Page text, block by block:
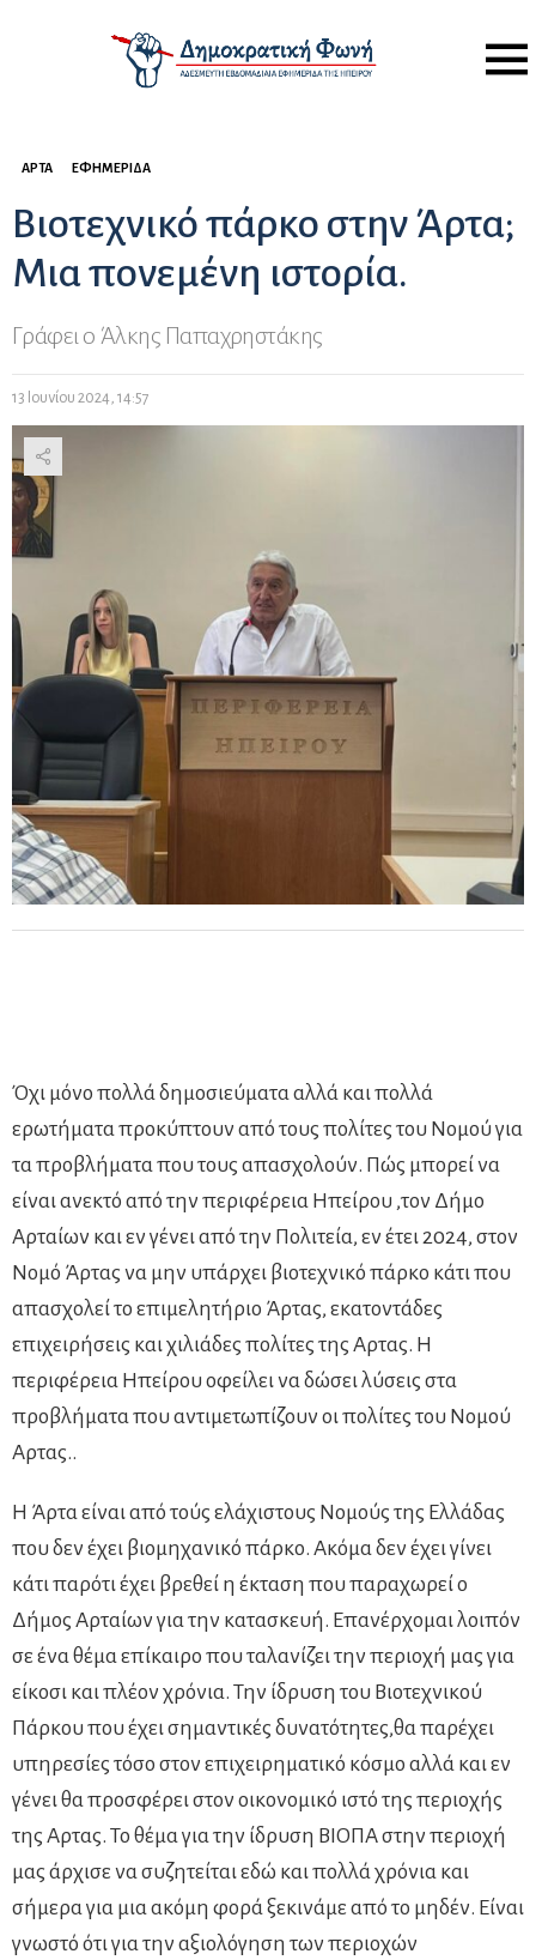
Menu
ΆΡΤΑ ΕΦΗΜΕΡΊΔΑ
Βιοτεχνικό πάρκο στην Άρτα;
Μια πονεμένη ιστορία.
Γράφει ο Άλκης Παπαχρηστάκης
13 Ιουνίου 2024, 14:57
Όχι μόνο πολλά δημοσιεύματα αλλά και πολλά
ερωτήματα προκύπτουν από τους πολίτες του Νομού για
τα προβλήματα που τους απασχολούν. Πώς μπορεί να
είναι ανεκτό από την περιφέρεια Ηπείρου ,τον Δήμο
Αρταίων και εν γένει από την Πολιτεία, εν έτει 2024, στον
Νομό Άρτας να μην υπάρχει βιοτεχνικό πάρκο κάτι που
απασχολεί το επιμελητήριο Άρτας, εκατοντάδες
επιχειρήσεις και χιλιάδες πολίτες της Αρτας. Η
περιφέρεια Ηπείρου οφείλει να δώσει λύσεις στα
προβλήματα που αντιμετωπίζουν οι πολίτες του Νομού
Αρτας..
Η Άρτα είναι από τούς ελάχιστους Νομούς της Ελλάδας
που δεν έχει βιομηχανικό πάρκο. Ακόμα δεν έχει γίνει
κάτι παρότι έχει βρεθεί η έκταση που παραχωρεί ο
Δήμος Αρταίων για την κατασκευή. Επανέρχομαι λοιπόν
σε ένα θέμα επίκαιρο που ταλανίζει την περιοχή μας για
είκοσι και πλέον χρόνια. Την ίδρυση του Βιοτεχνικού
Πάρκου που έχει σημαντικές δυνατότητες,θα παρέχει
υπηρεσίες τόσο στον επιχειρηματικό κόσμο αλλά και εν
γένει θα προσφέρει στον οικονομικό ιστό της περιοχής
της Αρτας. Το θέμα για την ίδρυση ΒΙΟΠΑ στην περιοχή
μας άρχισε να συζητείται εδώ και πολλά χρόνια και
σήμερα για μια ακόμη φορά ξεκινάμε από το μηδέν. Είναι
γνωστό ότι για την αξιολόγηση των περιοχών